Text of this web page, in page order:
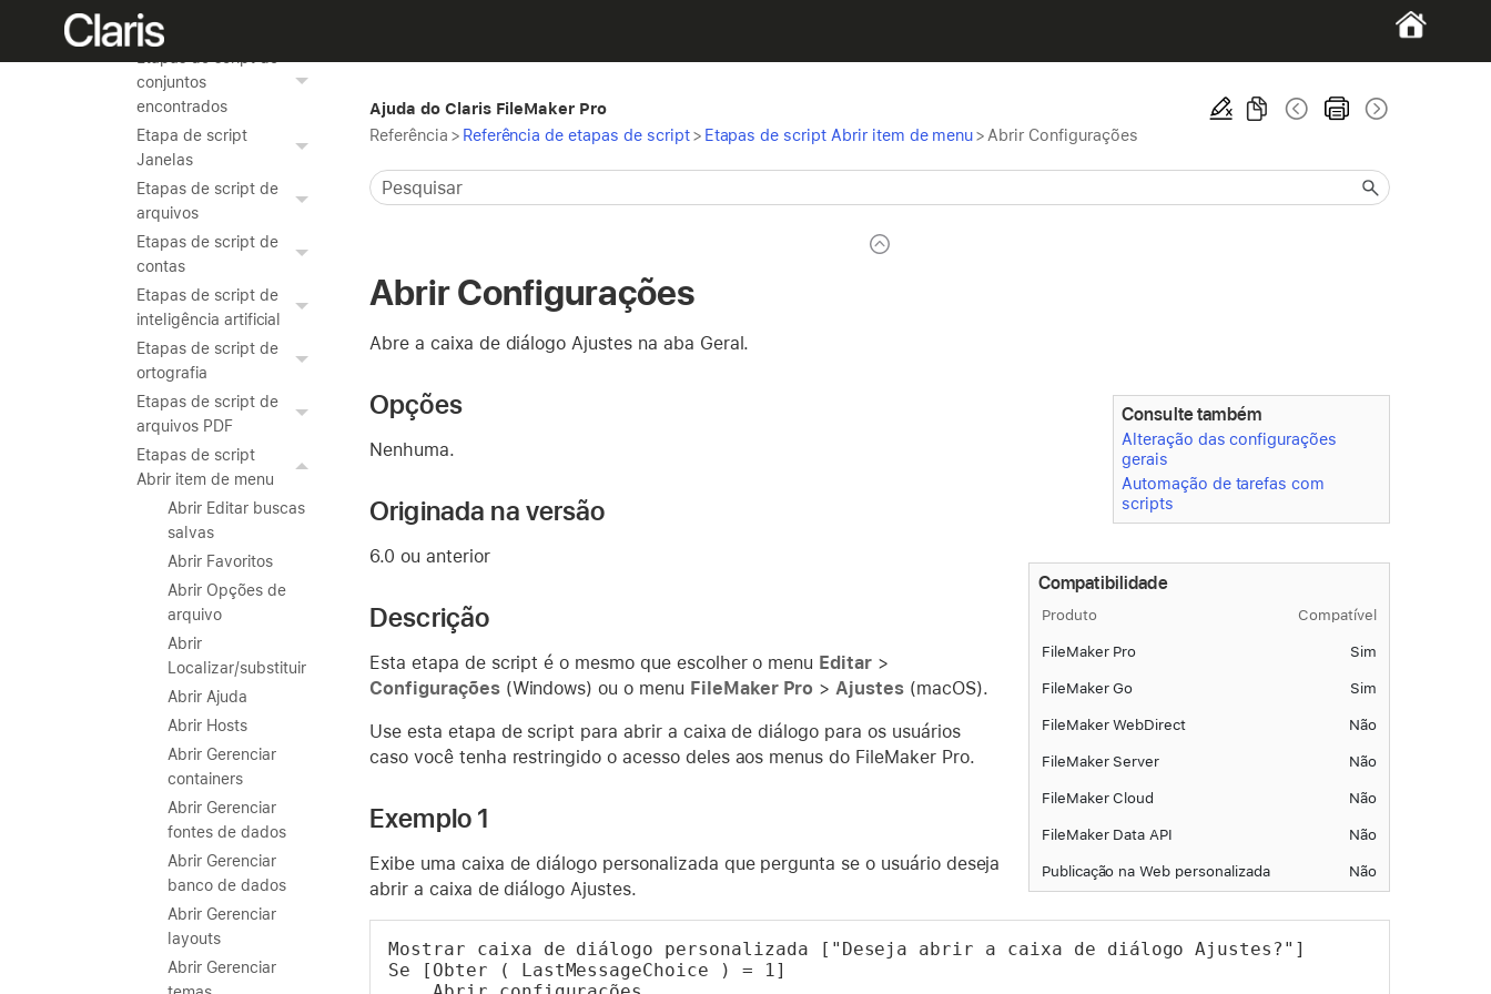
registros
conjuntos
encontrados
Etapa de script
Janelas
Etapas de script de
arquivos
Etapas de script de
contas
Etapas de script de
inteligência artificial
Etapas de script de
ortografia
Etapas de script de
arquivos PDF
Etapas de script
Abrir item de menu
Abrir Editar buscas
salvas
Abrir Favoritos
Abrir Opções de
arquivo
Abrir
Localizar/substituir
Abrir Ajuda
Abrir Hosts
Abrir Gerenciar
containers
Abrir Gerenciar
fontes de dados
Abrir Gerenciar
banco de dados
Abrir Gerenciar
layouts
Abrir Gerenciar
Ajuda do Claris FileMaker Pro
Referência > Referência de etapas de script> Etapas de script Abrir item de menu> Abrir Configurações
Abrir Configurações
Abre a caixa de diálogo Ajustes na aba Geral.
Consulte também
Alteração das configurações
gerais
Automação de tarefas com
scripts
Opções
Nenhuma.
Compatibilidade
Produto Compatível
FileMaker Pro Sim
FileMaker Go Sim
FileMaker WebDirect Não
FileMaker Server Não
FileMaker Cloud Não
FileMaker Data API Não
Publicação na Web personalizada Não
Originada na versão
6.0 ou anterior
Descrição
Esta etapa de script é o mesmo que escolher o menu Editar >
Configurações(Windows) ou o menu FileMaker Pro >Ajustes (macOS).
Use esta etapa de script para abrir a caixa de diálogo para os usuários
caso você tenha restringido o acesso deles aos menus do FileMaker Pro.
Exemplo 1
Exibe uma caixa de diálogo personalizada que pergunta se o usuário deseja
abrir a caixa de diálogo Ajustes.
Mostrar caixa de diálogo personalizada ["Deseja abrir a caixa de diálogo Ajustes?"]
Se [Obter ( LastMessageChoice ) = 1]